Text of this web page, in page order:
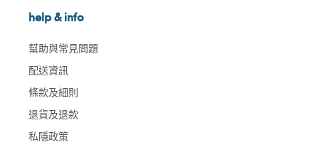
help & info
幫助與常見問題
配送資訊
條款及細則
退貨及退款
私隱政策